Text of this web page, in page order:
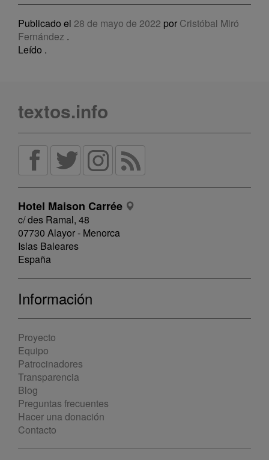
Publicado el 28 de mayo de 2022 por Cristóbal Miró
Fernández .
Leído .
textos.info
Hotel Maison Carrée
c/ des Ramal, 48
07730 Alayor - Menorca
Islas Baleares
España
Información
Proyecto
Equipo
Patrocinadores
Transparencia
Blog
Preguntas frecuentes
Hacer una donación
Contacto